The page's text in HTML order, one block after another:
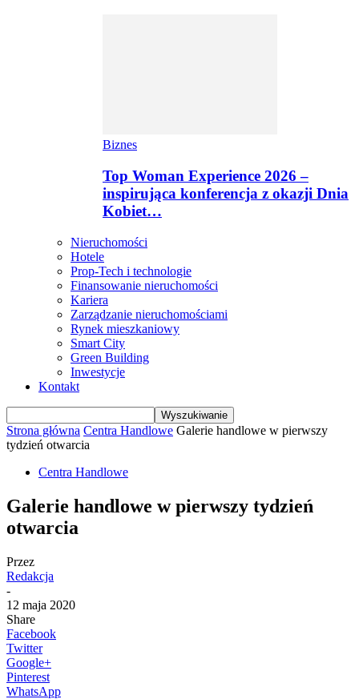
Biznes
Top Woman Experience 2026 –
inspirująca konferencja z okazji Dnia
Kobiet…
Nieruchomości
Hotele
Prop-Tech i technologie
Finansowanie nieruchomości
Kariera
Zarządzanie nieruchomościami
Rynek mieszkaniowy
Smart City
Green Building
Inwestycje
Kontakt
Strona główna Centra Handlowe Galerie handlowe w pierwszy
tydzień otwarcia
Centra Handlowe
Galerie handlowe w pierwszy tydzień
otwarcia
Przez
Redakcja
-
12 maja 2020
Share
Facebook
Twitter
Google+
Pinterest
WhatsApp